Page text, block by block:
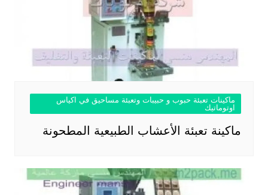
ماكينات تعبئة حبوب و حبيبات وتعبئة مساحيق في اكياس
اوتوماتيك
ماكينة تعبئة الأعشاب الطبيعية المطحونة